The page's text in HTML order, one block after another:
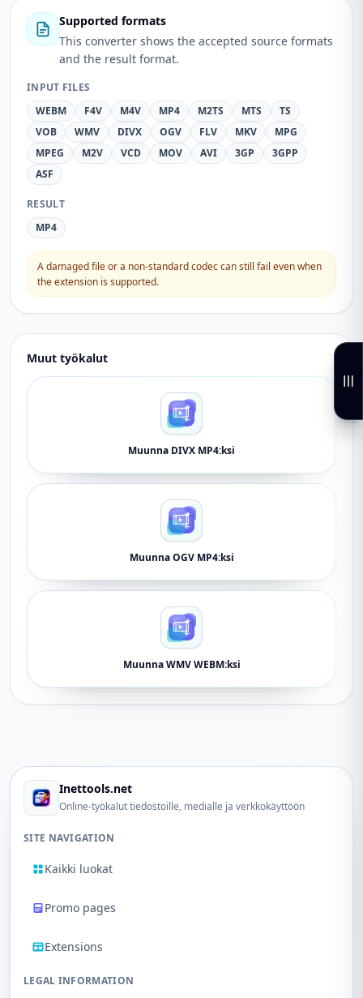
Supported formats
This converter shows the accepted source formats
and the result format.
INPUT FILES
WEBM
F4V M4V MP4 M2TS MTS
TS
VOB
WMV DIVX OGV FLV MKV
MPG
MPEG
M2V VCD MOV AVI 3GP
3GPP
ASF
RESULT
MP4
A damaged file or a non-standard codec can still fail even when
the extension is supported.
Muut työkalut
Muunna DIVX MP4:ksi
Muunna OGV MP4:ksi
Muunna WMV WEBM:ksi
Inettools.net
Online-työkalut tiedostoille, medialle ja verkkokäyttöön
SITE NAVIGATION
Kaikki luokat
Promo pages
Extensions
LEGAL INFORMATION